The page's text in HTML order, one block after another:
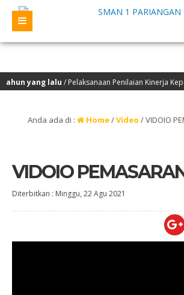
yang lalu/ Pelaksanaan Penilaian Kinerja
MPK TP 2022/2023 beserta Siswa Berprestasi
Anda ada di : Home/Video /VIDOIO
VIDOIO
Diterbitkan : Minggu, 22 Agu 2021